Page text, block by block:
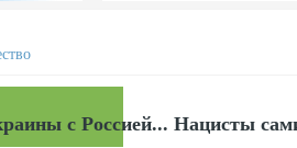
с Россией... Нацисты